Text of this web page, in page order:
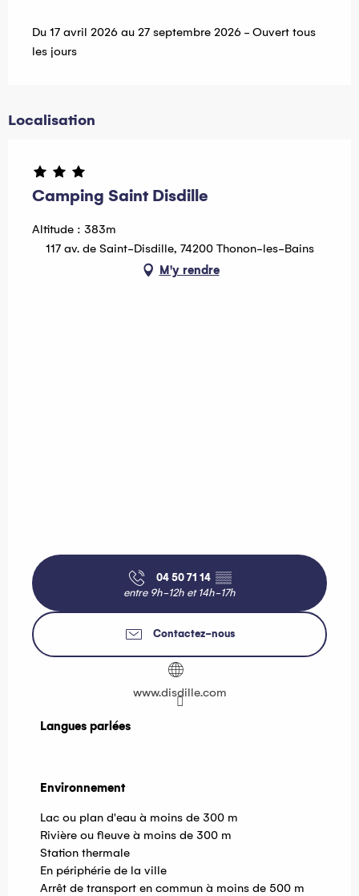
Du 17 avril 2026 au 27 septembre 2026 - Ouvert tous
les jours
Localisation
Camping Saint Disdille
Altitude : 383m
117 av. de Saint-Disdille, 74200 Thonon-les-Bains
M'y rendre
04 50 71 14 ▒▒
entre 9h-12h et 14h-17h
Contactez-nous
www.disdille.com
Langues parlées
Langues parlées
Environnement
Environnement
Lac ou plan d'eau à moins de 300 m
Rivière ou fleuve à moins de 300 m
Station thermale
En périphérie de la ville
Arrêt de transport en commun à moins de 500 m